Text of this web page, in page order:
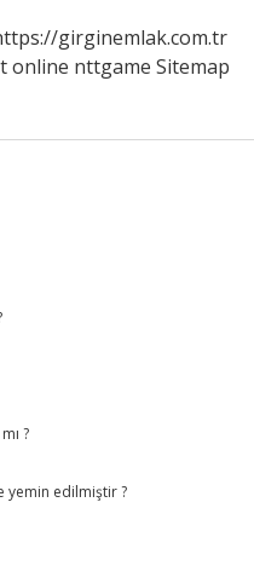
girginemlak.com.tr
online nttgame Sitemap
?
yemin edilmiştir ?